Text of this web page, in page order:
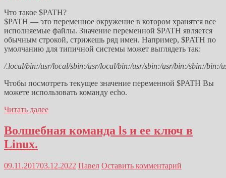
Что такое $PATH?
$PATH — это переменное окружение в котором хранятся все
исполняемые файлы. Значение переменной $PATH является
обычным строкой, стрижешь ряд имен. Например, $PATH по
умолчанию для типичной системы может выглядеть так:
/.local/bin:/usr/local/sbin:/usr/local/bin:/usr/sbin:/usr/bin:/sbin:/bin:/
Чтобы посмотреть текущее значение переменной $PATH Вы
можете использовать команду echo.
Читать далее
Волшебная команда ls и ее ключ в
Linux.
09.11.201703.12.2022 Павел Оставить комментарий